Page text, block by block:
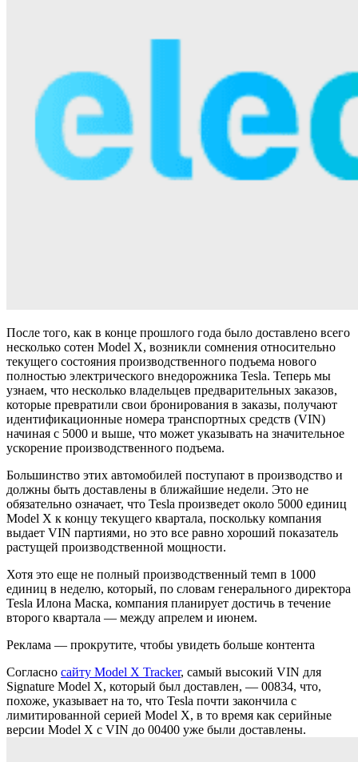
После того, как в конце прошлого года было доставлено всего
несколько сотен Model X, возникли сомнения относительно
текущего состояния производственного подъема нового
полностью электрического внедорожника Tesla. Теперь мы
узнаем, что несколько владельцев предварительных заказов,
которые превратили свои бронирования в заказы, получают
идентификационные номера транспортных средств (VIN)
начиная с 5000 и выше, что может указывать на значительное
ускорение производственного подъема.
Большинство этих автомобилей поступают в производство и
должны быть доставлены в ближайшие недели. Это не
обязательно означает, что Tesla произведет около 5000 единиц
Model X к концу текущего квартала, поскольку компания
выдает VIN партиями, но это все равно хороший показатель
растущей производственной мощности.
Хотя это еще не полный производственный темп в 1000
единиц в неделю, который, по словам генерального директора
Tesla Илона Маска, компания планирует достичь в течение
второго квартала — между апрелем и июнем.
Реклама — прокрутите, чтобы увидеть больше контента
Согласно сайту Model X Tracker, самый высокий VIN для
Signature Model X, который был доставлен, — 00834, что,
похоже, указывает на то, что Tesla почти закончила с
лимитированной серией Model X, в то время как серийные
версии Model X с VIN до 00400 уже были доставлены.